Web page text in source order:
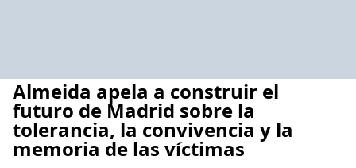
Almeida apela a construir el
futuro de Madrid sobre la
tolerancia, la convivencia y la
memoria de las víctimas